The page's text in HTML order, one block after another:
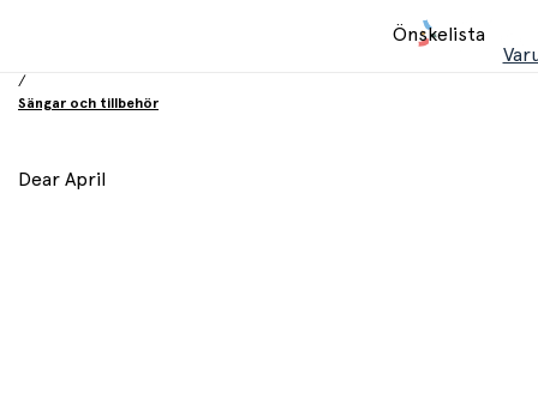
Önskelista
/
Sängar och tillbehör
Dear April